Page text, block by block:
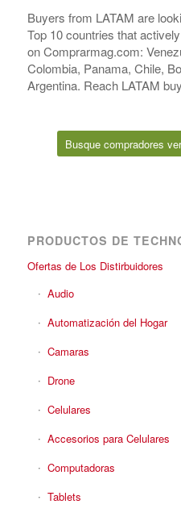
Buyers from LATAM are
Top 10 countries that
on Comprarmag.com:
Colombia, Panama, Chile,
Argentina. Reach LATAM
Busque compradores
PRODUCTOS DE
Ofertas de Los Distirbuidores
Audio
Automatización del Hogar
Camaras
Drone
Celulares
Accesorios para Celulares
Computadoras
Tablets